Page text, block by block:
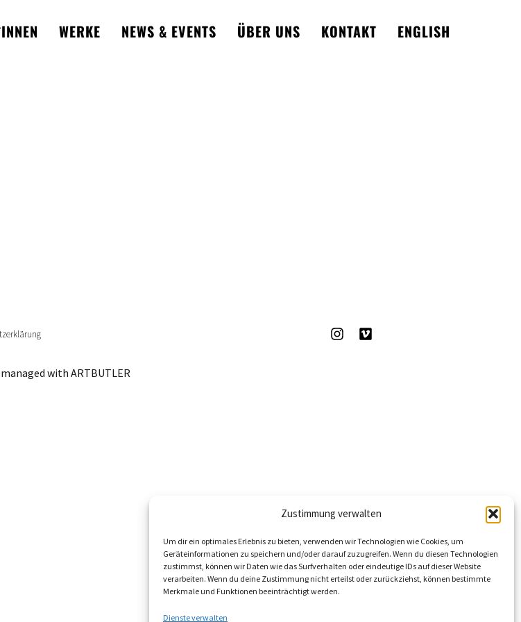
Zustimmung verwalten
Um dir ein optimales Erlebnis zu bieten, verwenden wir Technologien wie Cookies, um
Geräteinformationen zu speichern und/oder darauf zuzugreifen. Wenn du diesen Technologien
zustimmst, können wir Daten wie das Surfverhalten oder eindeutige IDs auf dieser Website
verarbeiten. Wenn du deine Zustimmung nicht erteilst oder zurückziehst, können bestimmte
Merkmale und Funktionen beeinträchtigt werden.
Dienste verwalten
WERKE NEWS & EVENTS ÜBER UNS KONTAKT ENGLISH
with ARTBUTLER